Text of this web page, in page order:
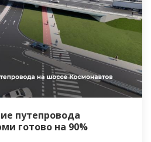
путепровода
готово на 90%